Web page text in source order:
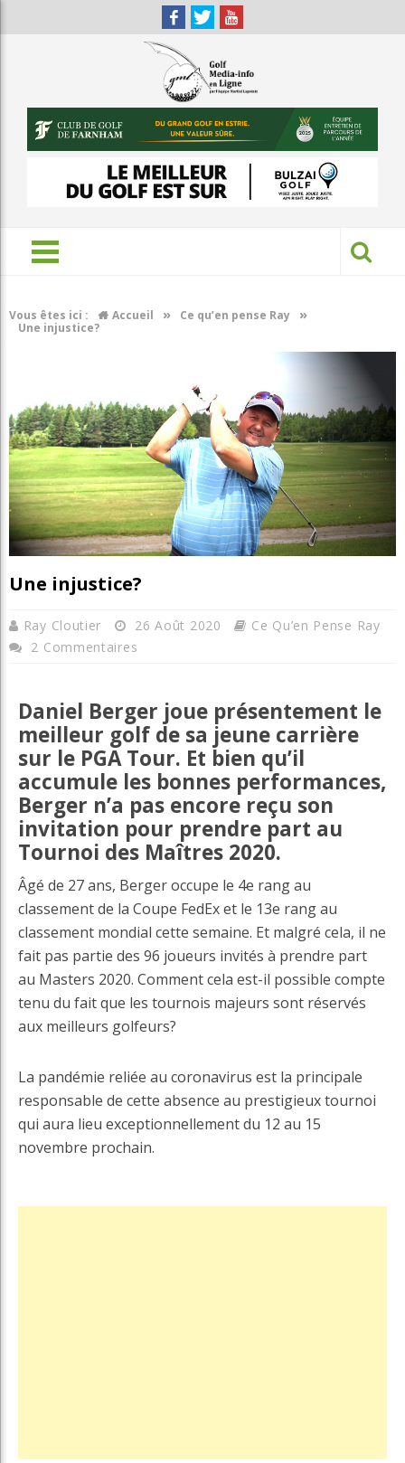
Vous êtes ici : Accueil » Ce qu’en pense Ray »
Une injustice?
Une injustice?
Ray Cloutier 26 Août 2020
Ce Qu’en Pense Ray
2 Commentaires
Daniel Berger joue présentement le
meilleur golf de sa jeune carrière
sur le PGA Tour. Et bien qu’il
accumule les bonnes performances,
Berger n’a pas encore reçu son
invitation pour prendre part au
Tournoi des Maîtres 2020.
Âgé de 27 ans, Berger occupe le 4e rang au
classement de la Coupe FedEx et le 13e rang au
classement mondial cette semaine. Et malgré cela, il ne
fait pas partie des 96 joueurs invités à prendre part
au Masters 2020. Comment cela est-il possible compte
tenu du fait que les tournois majeurs sont réservés
aux meilleurs golfeurs?
La pandémie reliée au coronavirus est la principale
responsable de cette absence au prestigieux tournoi
qui aura lieu exceptionnellement du 12 au 15
novembre prochain.